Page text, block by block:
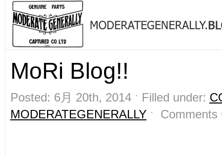
MoRi Blog!!
Posted: 6月 20th, 2014 ˑ Filled under:
MODERATEGENERALLYˑ Comments